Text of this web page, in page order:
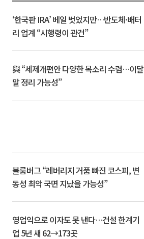
‘한국판 IRA’ 베일 벗었지만…반도체·배터
리 업계 “시행령이 관건”
與 “세제개편안 다양한 목소리 수렴…이달
말 정리 가능성”
블룸버그 “레버리지 거품 빠진 코스피, 변
동성 최악 국면 지났을 가능성”
영업익으로 이자도 못 낸다…건설 한계기
업 5년 새 62→173곳